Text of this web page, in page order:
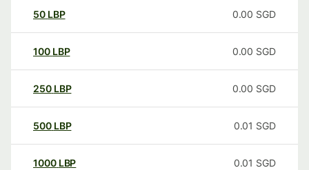
50 LBP 0.00 SGD
100 LBP 0.00 SGD
250 LBP 0.00 SGD
500 LBP 0.01 SGD
1000 LBP 0.01 SGD